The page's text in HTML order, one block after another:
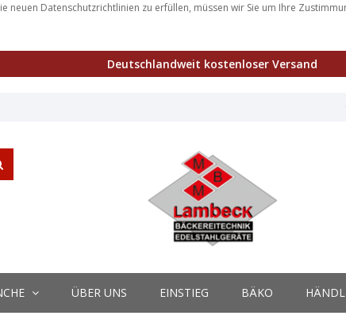
neuen Datenschutzrichtlinien zu erfüllen, müssen wir Sie um Ihre
Deutschlandweit kostenloser Versand
ÜBER UNS EINSTIEG BÄKO